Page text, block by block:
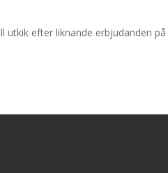
efter liknande erbjudanden